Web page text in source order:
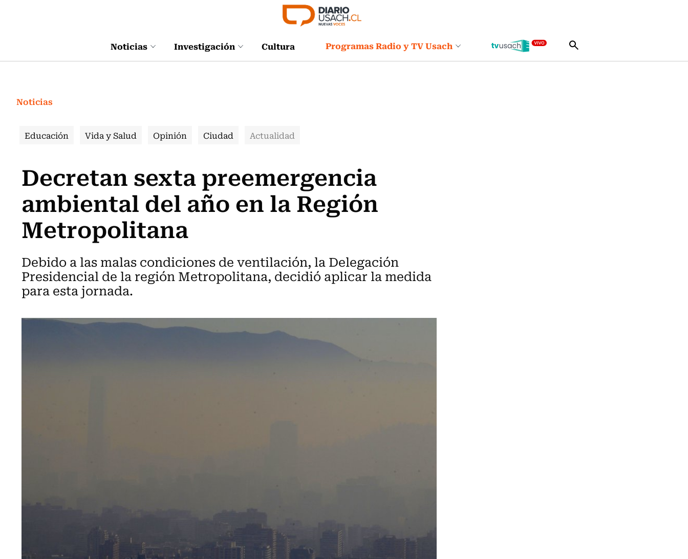
Noticias Investigación Cultura Programas Radio y TV Usach
Noticias
Educación Vida y Salud Opinión Ciudad Actualidad
Decretan sexta preemergencia
ambiental del año en la Región
Metropolitana
Debido a las malas condiciones de ventilación, la Delegación
Presidencial de la región Metropolitana, decidió aplicar la medida
para esta jornada.